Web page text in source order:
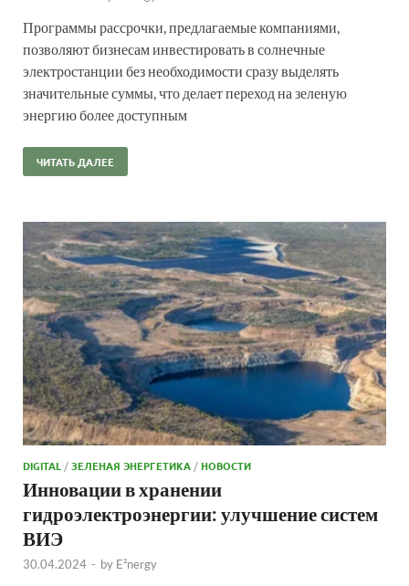
Программы рассрочки, предлагаемые компаниями,
позволяют бизнесам инвестировать в солнечные
электростанции без необходимости сразу выделять
значительные суммы, что делает переход на зеленую
энергию более доступным
ЧИТАТЬ ДАЛЕЕ
DIGITAL/ЗЕЛЕНАЯ ЭНЕРГЕТИКА/НОВОСТИ
Инновации в хранении
гидроэлектроэнергии: улучшение систем
ВИЭ
30.04.2024 - by E²nergy